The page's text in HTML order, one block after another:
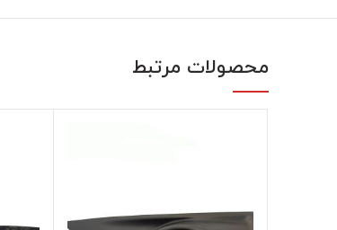
محصولات مرتبط